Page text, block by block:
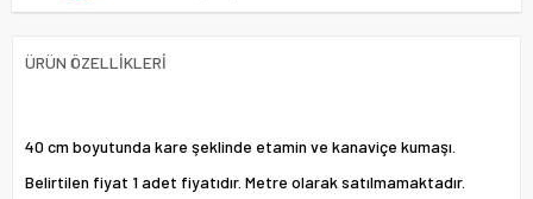
ÜRÜN ÖZELLIKLERI
40 cm boyutunda kare şeklinde etamin ve kanaviçe kumaşı.
Belirtilen fiyat 1 adet fiyatıdır. Metre olarak satılmamaktadır.